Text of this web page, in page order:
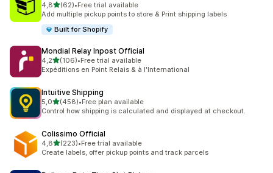
4,85 yıldız üzerinden
(62)
toplam 62 değerlendirme
•Free trial available
Add multiple pickup points to store & Print shipping labels
Built for Shopify
Mondial Relay Inpost Official
4,25 yıldız üzerinden
(106)
toplam 106 değerlendirme
•Free trial available
Expéditions en Point Relais & à l'International
Intuitive Shipping
5,05 yıldız üzerinden
(458)
toplam 458 değerlendirme
•Free plan available
Control how shipping is calculated and displayed at checkout.
Colissimo Official
4,85 yıldız üzerinden
(223)
toplam 223 değerlendirme
•Free trial available
Create labels, offer pickup points and track parcels